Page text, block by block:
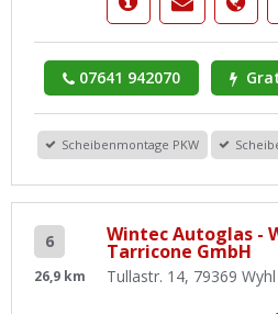
07641 942070
Scheibenmontage PKW
6
26,9 km
Wintec Autoglas -
Tarricone GmbH
Tullastr. 14, 79369